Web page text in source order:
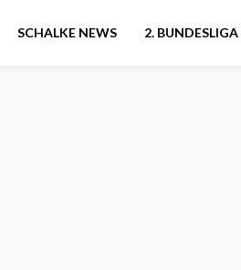
SCHALKE NEWS 2. BUNDESLIGA